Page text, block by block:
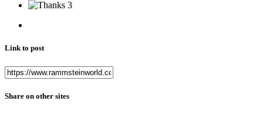
3
Link to post
Share on other sites